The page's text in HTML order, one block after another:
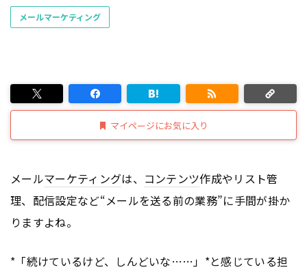
メールマーケティング
マイページにお気に入り
メールマーケティングは、 コンテンツ作成やリスト管
理、配信設定など“メールを送る前の業務”に手間が掛か
りますよね。
*「続けているけど、しんどいな……」*と感じている担